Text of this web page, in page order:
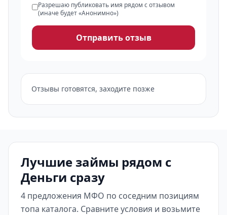
Разрешаю публиковать имя рядом с отзывом
(иначе будет «Анонимно»)
Отправить отзыв
Отзывы готовятся, заходите позже
Лучшие займы рядом с
Деньги сразу
4 предложения МФО по соседним позициям
топа каталога. Сравните условия и возьмите